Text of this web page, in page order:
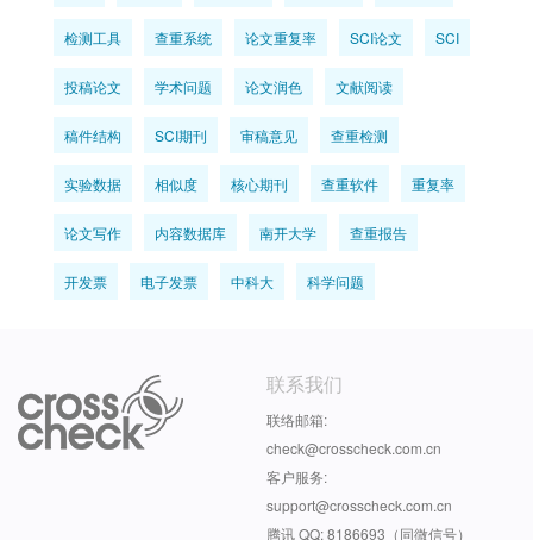
检测工具 查重系统 论文重复率 SCI论文 SCI
投稿论文 学术问题 论文润色 文献阅读
稿件结构 SCI期刊 审稿意见 查重检测
实验数据 相似度 核心期刊 查重软件 重复率
论文写作 内容数据库 南开大学 查重报告
开发票 电子发票 中科大 科学问题
联系我们
联络邮箱:
check@crosscheck.com.cn
客户服务:
support@crosscheck.com.cn
腾讯 QQ: 8186693（同微信号）